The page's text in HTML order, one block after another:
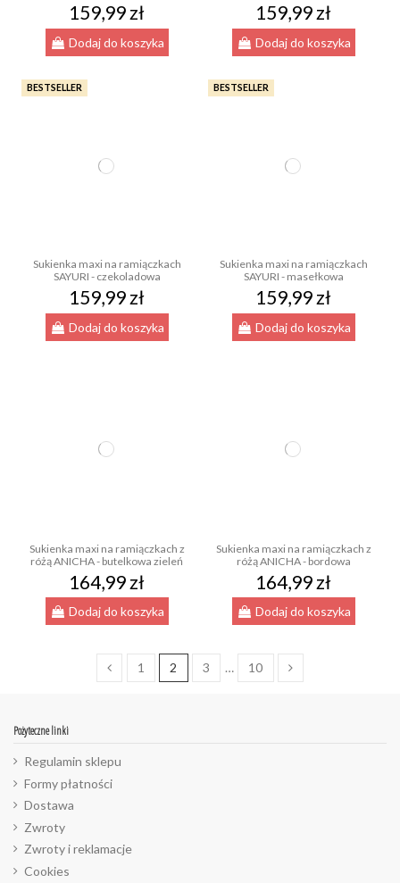
159,99 zł
Dodaj do koszyka
159,99 zł
Dodaj do koszyka
BESTSELLER
Sukienka maxi na ramiączkach
SAYURI - czekoladowa
159,99 zł
Dodaj do koszyka
BESTSELLER
Sukienka maxi na ramiączkach
SAYURI - masełkowa
159,99 zł
Dodaj do koszyka
Sukienka maxi na ramiączkach z
różą ANICHA - butelkowa zieleń
164,99 zł
Dodaj do koszyka
Sukienka maxi na ramiączkach z
różą ANICHA - bordowa
164,99 zł
Dodaj do koszyka
1 2 3 … 10
Pożyteczne linki
Regulamin sklepu
Formy płatności
Dostawa
Zwroty
Zwroty i reklamacje
Cookies